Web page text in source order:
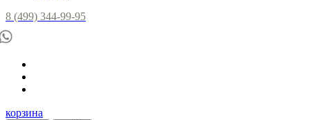
8 (499) 344-99-95
корзина